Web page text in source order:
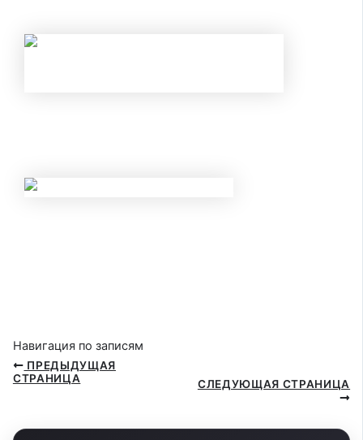
Навигация по записям
ПРЕДЫДУЩАЯ
СТРАНИЦА
СЛЕДУЮЩАЯ СТРАНИЦА